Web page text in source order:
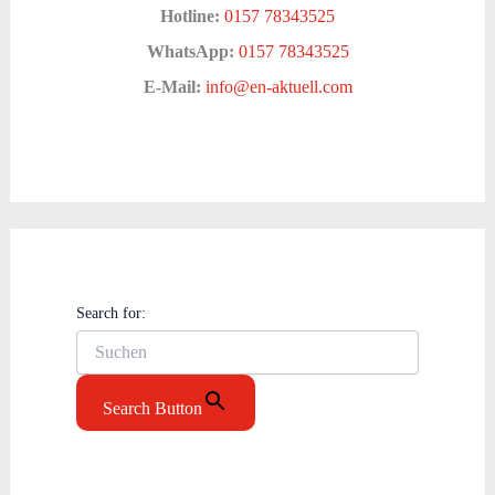
Hotline: 0157 78343525
WhatsApp: 0157 78343525
E-Mail: info@en-aktuell.com
Search for:
Search Button